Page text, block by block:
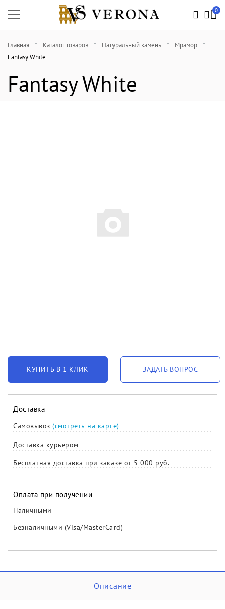
0
Главная Каталог товаров Натуральный камень
Мрамор
Fantasy White
Fantasy White
КУПИТЬ В 1 КЛИК ЗАДАТЬ ВОПРОС
Доставка
Самовывоз (смотреть на карте)
Доставка курьером
Бесплатная доставка при заказе от 5 000 руб.
Оплата при получении
Наличными
Безналичными (Visa/MasterCard)
Описание